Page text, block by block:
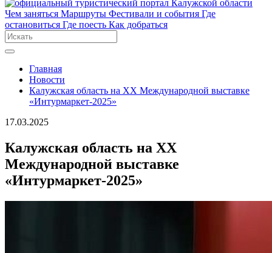
Чем заняться Маршруты Фестивали и события Где
остановиться Где поесть Как добраться
Главная
Новости
Калужская область на XX Международной выставке
«Интурмаркет-2025»
17.03.2025
Калужская область на XX
Международной выставке
«Интурмаркет-2025»